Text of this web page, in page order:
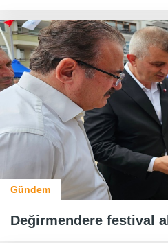
Gündem
Değirmendere festival